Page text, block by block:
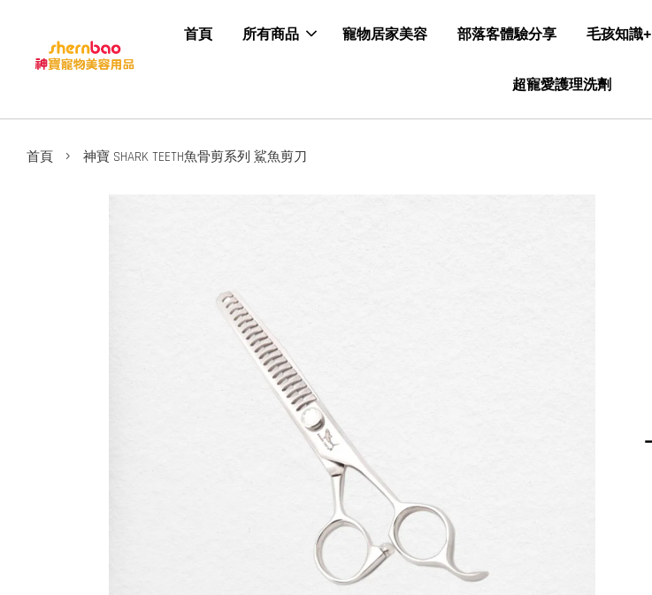
首頁 所有商品 寵物居家美容 部落客體驗分享 毛孩知識+
超寵愛護理洗劑
首頁 › 神寶 SHARK TEETH魚骨剪系列 鯊魚剪刀